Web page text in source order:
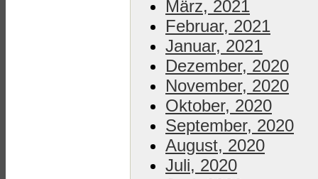
März, 2021
Februar, 2021
Januar, 2021
Dezember, 2020
November, 2020
Oktober, 2020
September, 2020
August, 2020
Juli, 2020